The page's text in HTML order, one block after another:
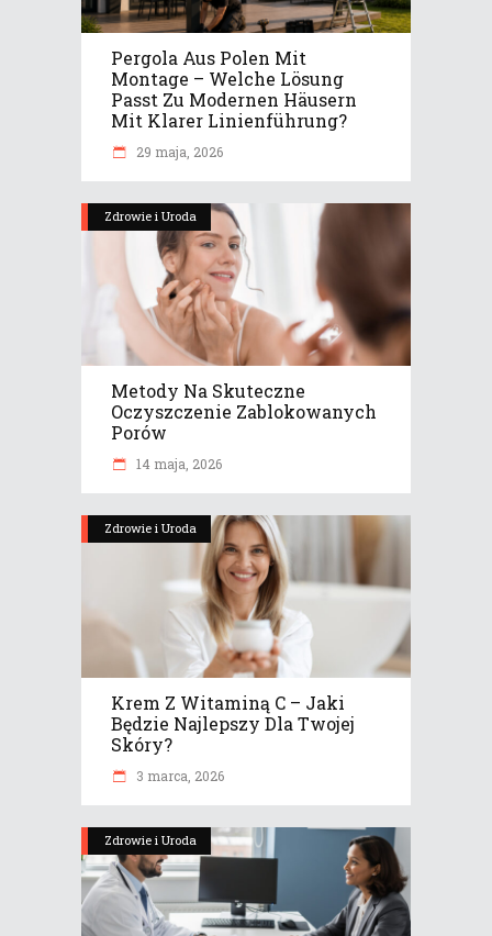
Pergola Aus Polen Mit
Montage – Welche Lösung
Passt Zu Modernen Häusern
Mit Klarer Linienführung?
29 maja, 2026
Zdrowie i Uroda
Metody Na Skuteczne
Oczyszczenie Zablokowanych
Porów
14 maja, 2026
Zdrowie i Uroda
Krem Z Witaminą C – Jaki
Będzie Najlepszy Dla Twojej
Skóry?
3 marca, 2026
Zdrowie i Uroda